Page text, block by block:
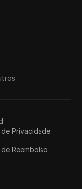
Privacidade
Reembolso